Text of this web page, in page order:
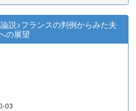
説>フランスの判例からみた夫
の展望
03